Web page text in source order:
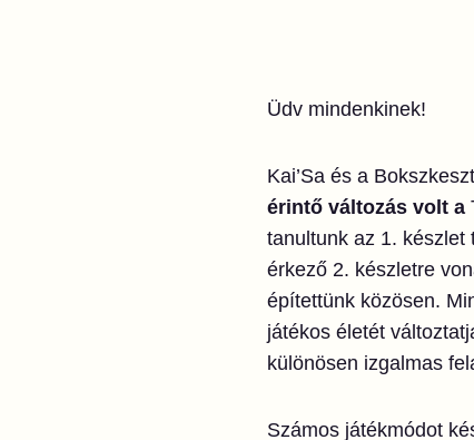
Üdv mindenkinek!
Kai’Sa és a
érintő változás volt a
tanultunk az 1. készlet
érkező 2. készletre
építettünk közösen.
játékos életét
különösen izgalmas
Számos játékmódot